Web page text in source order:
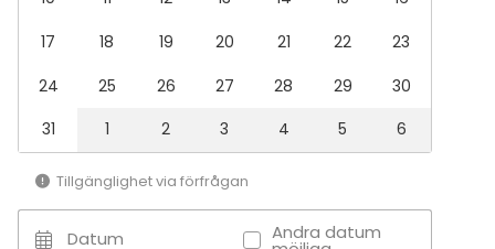
Stuga / boende
Julbord / Julfest
Lokal
Anpassningsbar lokal
17
18 19 20 21 22
23
24
25 26 27 28 29
30
31
1 2 3 4 5 6
Tillgänglighet via förfrågan
Datum Andra datum